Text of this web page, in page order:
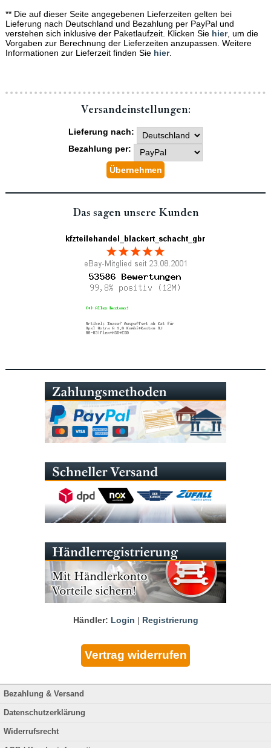
** Die auf dieser Seite angegebenen Lieferzeiten gelten bei
Lieferung nach Deutschland und Bezahlung per PayPal und
verstehen sich inklusive der Paketlaufzeit. Klicken Sie hier, um die
Vorgaben zur Berechnung der Lieferzeiten anzupassen. Weitere
Informationen zur Lieferzeit finden Sie hier.
Versand­einstellungen:
Lieferung nach:
Bezahlung per:
Das sagen unsere Kunden
Händler: Login | Registrierung
Bezahlung & Versand
Datenschutzerklärung
Widerrufsrecht